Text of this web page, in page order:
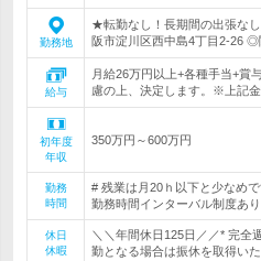
勤務地
★転勤なし！長期間の出張な
阪市淀川区西中島4丁目2-26 ◎
給与
月給26万円以上+各種手当+賞
慮の上、決定します。※上記
初年度
年収
350万円～600万円
勤務
時間
# 残業は月20ｈ以下と少なめ
勤務時間インターバル制度あ
休日
休暇
＼＼年間休日125日／／* 完全
勤となる場合は振休を取得い